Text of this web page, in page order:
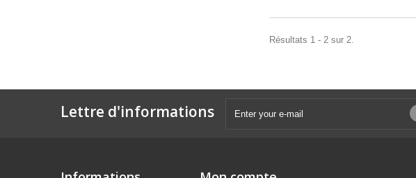
Résultats 1 - 2 sur 2.
Lettre d'informations